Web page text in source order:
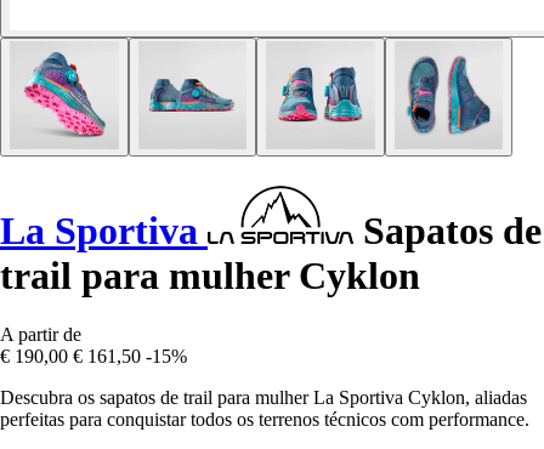
La Sportiva
Sapatos de
trail para mulher Cyklon
A partir de
€ 190,00 € 161,50 -15%
Descubra os sapatos de trail para mulher La Sportiva Cyklon, aliadas
perfeitas para conquistar todos os terrenos técnicos com performance.